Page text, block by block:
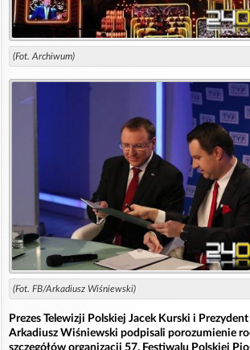
(Fot. Archiwum)
(Fot. FB/Arkadiusz Wiśniewski)
Prezes Telewizji Polskiej Jacek Kurski i
Arkadiusz Wiśniewski podpisali porozumienie
szczegółów organizacji 57. Festiwalu Polskiej